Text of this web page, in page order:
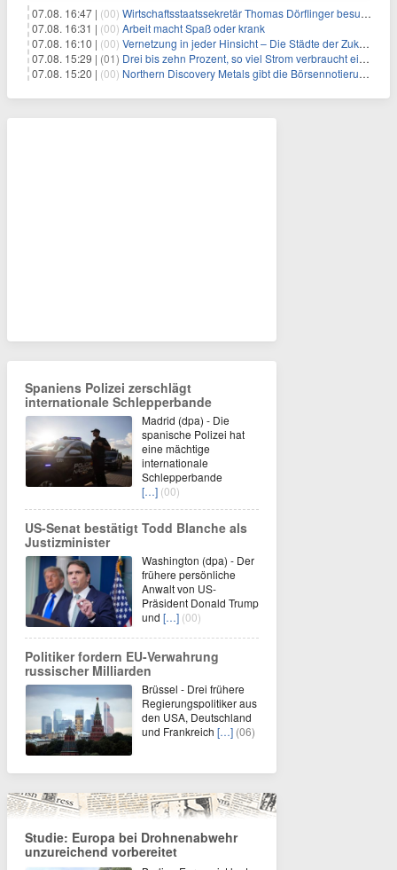
07.08. 16:47 | (00) Wirtschaftsstaatssekretär Thomas Dörflinger besucht Handwerksbetrieb im Kammerbezirk Freiburg
07.08. 16:31 | (00) Arbeit macht Spaß oder krank
07.08. 16:10 | (00) Vernetzung in jeder Hinsicht – Die Städte der Zukunft sind grün-blau
07.08. 15:29 | (01) Drei bis zehn Prozent, so viel Strom verbraucht ein Aufzug im Gebäude
07.08. 15:20 | (00) Northern Discovery Metals gibt die Börsennotierung an der Frankfurter Wertpapierbörse bekannt
Spaniens Polizei zerschlägt
internationale Schlepperbande
Madrid (dpa) - Die
spanische Polizei hat
eine mächtige
internationale
Schlepperbande
[…] (00)
US-Senat bestätigt Todd Blanche als
Justizminister
Washington (dpa) - Der
frühere persönliche
Anwalt von US-
Präsident Donald Trump
und […] (00)
Politiker fordern EU-Verwahrung
russischer Milliarden
Brüssel - Drei frühere
Regierungspolitiker aus
den USA, Deutschland
und Frankreich […] (06)
Studie: Europa bei Drohnenabwehr
unzureichend vorbereitet